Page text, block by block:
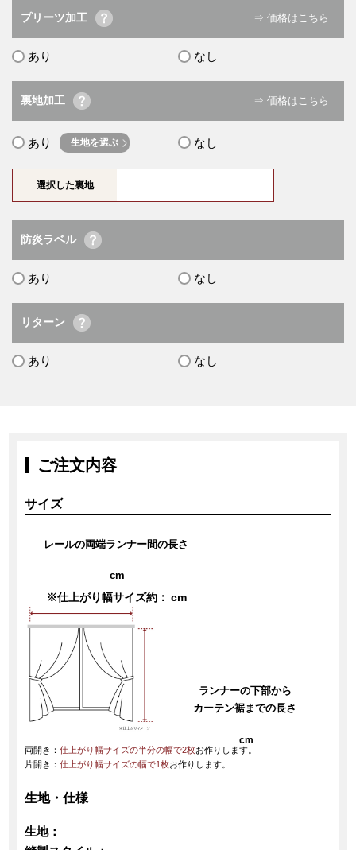
プリーツ加工 ⇒ 価格はこちら
あり なし
裏地加工 ⇒ 価格はこちら
あり 生地を選ぶ なし
選択した裏地
防炎ラベル
あり なし
リターン
あり なし
ご注文内容
サイズ
レールの両端ランナー間の長さ
cm
※仕上がり幅サイズ約： cm
両開き：仕上がり幅サイズの半分の幅で2枚お作りします。
片開き：仕上がり幅サイズの幅で1枚お作りします。
ランナーの下部から
カーテン裾までの長さ
cm
生地・仕様
生地：